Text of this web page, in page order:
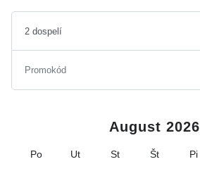
August 2026
Po Ut St Št Pi